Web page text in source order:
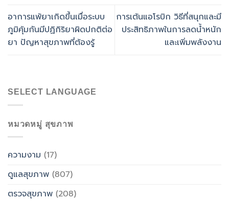
อาการแพ้ยาเกิดขึ้นเมื่อระบบ
ภูมิคุ้มกันมีปฏิกิริยาผิดปกติต่อ
ยา ปัญหาสุขภาพที่ต้องรู้
การเต้นแอโรบิก วิธีที่สนุกและมี
ประสิทธิภาพในการลดน้ำหนัก
และเพิ่มพลังงาน
SELECT LANGUAGE
หมวดหมู่ สุขภาพ
ความงาม (17)
ดูแลสุขภาพ (807)
ตรวจสุขภาพ (208)